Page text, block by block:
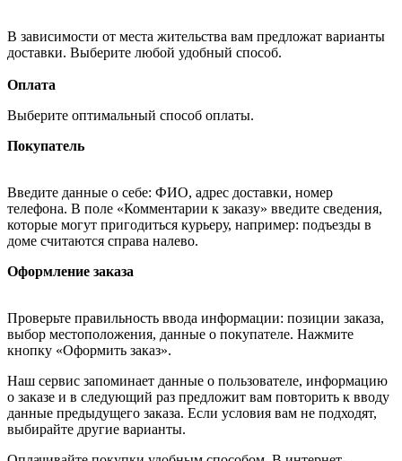
В зависимости от места жительства вам предложат варианты
доставки. Выберите любой удобный способ.
Оплата
Выберите оптимальный способ оплаты.
Покупатель
Введите данные о себе: ФИО, адрес доставки, номер
телефона. В поле «Комментарии к заказу» введите сведения,
которые могут пригодиться курьеру, например: подъезды в
доме считаются справа налево.
Оформление заказа
Проверьте правильность ввода информации: позиции заказа,
выбор местоположения, данные о покупателе. Нажмите
кнопку «Оформить заказ».
Наш сервис запоминает данные о пользователе, информацию
о заказе и в следующий раз предложит вам повторить к вводу
данные предыдущего заказа. Если условия вам не подходят,
выбирайте другие варианты.